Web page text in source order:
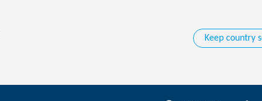
Keep country